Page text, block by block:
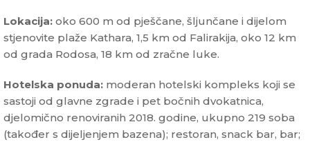
Lokacija: oko 600 m od pješčane, šljunčane i dijelom
stjenovite plaže Kathara, 1,5 km od Falirakija, oko 12 km
od grada Rodosa, 18 km od zračne luke.
Hotelska ponuda: moderan hotelski kompleks koji se
sastoji od glavne zgrade i pet bočnih dvokatnica,
djelomično renoviranih 2018. godine, ukupno 219 soba
(također s dijeljenjem bazena); restoran, snack bar, bar;